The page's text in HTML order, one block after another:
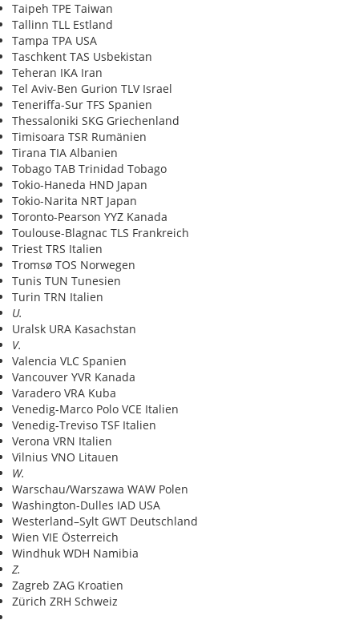
Taipeh TPE Taiwan
Tallinn TLL Estland
Tampa TPA USA
Taschkent TAS Usbekistan
Teheran IKA Iran
Tel Aviv-Ben Gurion TLV Israel
Teneriffa-Sur TFS Spanien
Thessaloniki SKG Griechenland
Timisoara TSR Rumänien
Tirana TIA Albanien
Tobago TAB Trinidad Tobago
Tokio-Haneda HND Japan
Tokio-Narita NRT Japan
Toronto-Pearson YYZ Kanada
Toulouse-Blagnac TLS Frankreich
Triest TRS Italien
Tromsø TOS Norwegen
Tunis TUN Tunesien
Turin TRN Italien
U.
Uralsk URA Kasachstan
V.
Valencia VLC Spanien
Vancouver YVR Kanada
Varadero VRA Kuba
Venedig-Marco Polo VCE Italien
Venedig-Treviso TSF Italien
Verona VRN Italien
Vilnius VNO Litauen
W.
Warschau/Warszawa WAW Polen
Washington-Dulles IAD USA
Westerland–Sylt GWT Deutschland
Wien VIE Österreich
Windhuk WDH Namibia
Z.
Zagreb ZAG Kroatien
Zürich ZRH Schweiz